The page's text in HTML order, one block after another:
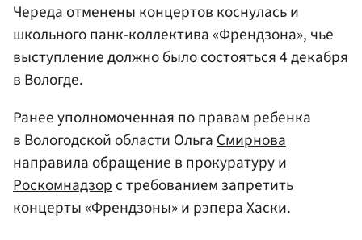
Череда отменены концертов коснулась и
школьного панк-коллектива «Френдзона», чье
выступление должно было состояться 4 декабря
в Вологде.
Ранее уполномоченная по правам ребенка
в Вологодской области ОльгаСмирнова
направила обращение в прокуратуру и
Роскомнадзорс требованием запретить
концерты «Френдзоны» и рэпера Хаски.